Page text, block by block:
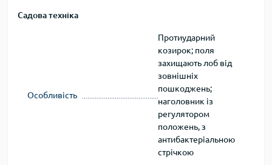
Садова техніка
Особливість
Протиударний
козирок; поля
захищають лоб від
зовнішніх
пошкоджень;
наголовник із
регулятором
положень, з
антибактеріальною
стрічкою